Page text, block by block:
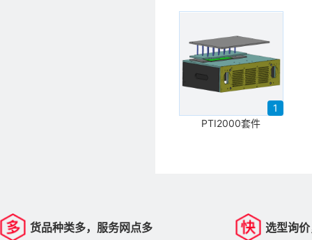
PTI2000套件
1
货品种类多，服务网点多 选型询